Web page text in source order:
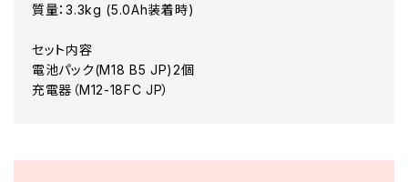
質量：3.3kg (5.0Ah装着時)
セット内容
電池パック(M18 B5 JP)2個
充電器（M12-18FC JP）